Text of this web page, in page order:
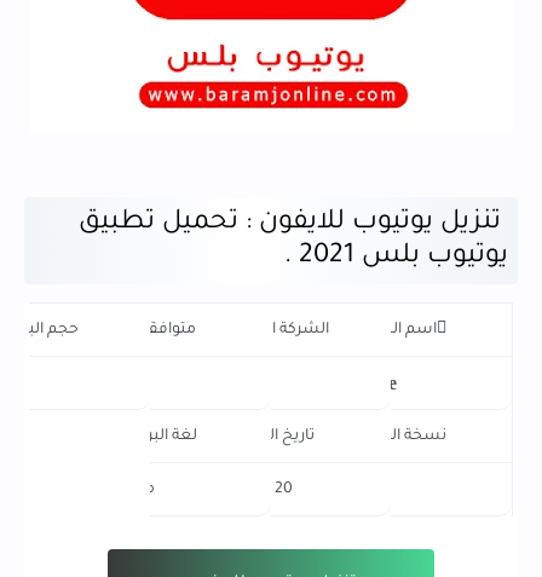
تنزيل يوتيوب للايفون : تحميل تطبيق
يوتيوب بلس 2021 .
اسم البرنامج
Youtube ++
الشركة المنتجة متوافقة مع حجم
نسخة البرنامج تاريخ النشر
20 أغسطس 2021
لغة البرنامج
متعدد اللغات